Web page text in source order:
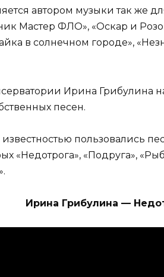
автором музыки так же
Мастер ФЛО», «Оскар и
в солнечном городе»,
Ирина Грибулина
песен.
пользовались
«Недотрога», «Подруга»,
Ирина Грибулина —